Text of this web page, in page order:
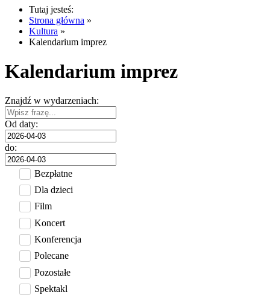
Tutaj jesteś:
Strona główna »
Kultura »
Kalendarium imprez
Kalendarium imprez
Znajdź w wydarzeniach:
Od daty:
do:
Bezpłatne
Dla dzieci
Film
Koncert
Konferencja
Polecane
Pozostałe
Spektakl